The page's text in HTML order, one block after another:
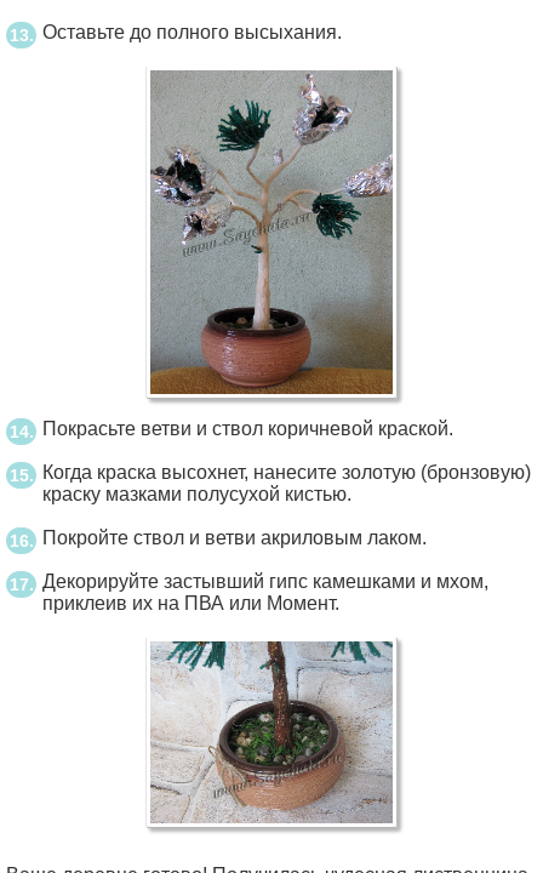
Оставьте до полного высыхания.
Покрасьте ветви и ствол коричневой краской.
Когда краска высохнет, нанесите золотую (бронзовую)
краску мазками полусухой кистью.
Покройте ствол и ветви акриловым лаком.
Декорируйте застывший гипс камешками и мхом,
приклеив их на ПВА или Момент.